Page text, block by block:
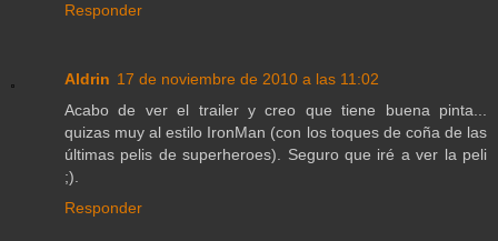
Responder
Aldrin 17 de noviembre de 2010 a las 11:02
Acabo de ver el trailer y creo que tiene buena pinta...
quizas muy al estilo IronMan (con los toques de coña de las
últimas pelis de superheroes). Seguro que iré a ver la peli
;).
Responder